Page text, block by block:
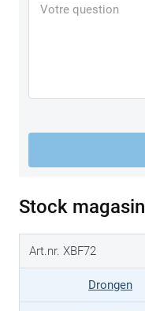
Stock magasin
Art.nr. XBF72
Drongen